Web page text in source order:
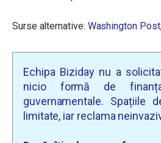
Surse alternative: Washington Post
Echipa Biziday nu a
nicio formă de
guvernamentale. Spațiile
limitate, iar reclama